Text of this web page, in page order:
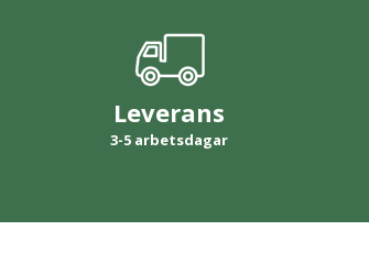
Leverans
3-5 arbetsdagar